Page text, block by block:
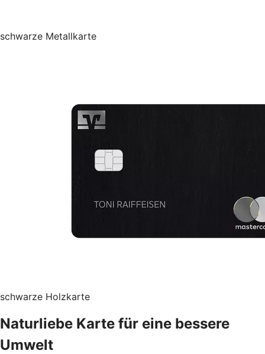
schwarze Metallkarte
schwarze Holzkarte
Naturliebe Karte für eine bessere
Umwelt